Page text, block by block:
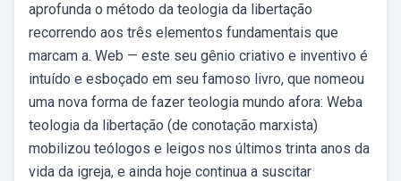
aprofunda o método da teologia da libertação
recorrendo aos três elementos fundamentais que
marcam a. Web — este seu gênio criativo e inventivo é
intuído e esboçado em seu famoso livro, que nomeou
uma nova forma de fazer teologia mundo afora: Weba
teologia da libertação (de conotação marxista)
mobilizou teólogos e leigos nos últimos trinta anos da
vida da igreja, e ainda hoje continua a suscitar